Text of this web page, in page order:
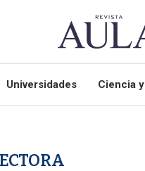
Universidades Ciencia